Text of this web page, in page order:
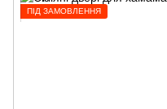
ПІД ЗАМОВЛЕННЯ